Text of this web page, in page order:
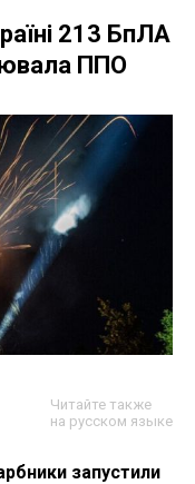
213 БпЛА
ППО
Читайте также
на русском языке
запустили